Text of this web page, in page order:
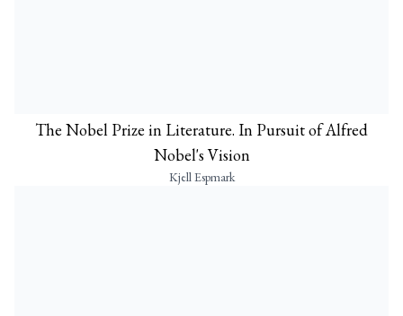
The Nobel Prize in Literature. In Pursuit of Alfred
Nobel's Vision
Kjell Espmark